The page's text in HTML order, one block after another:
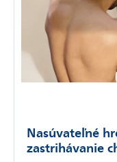
Nasúvateľné
zastrihávanie